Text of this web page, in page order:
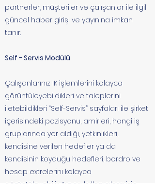
partnerler, müşteriler ve çalışanlar ile ilgili
güncel haber girişi ve yayınına imkan
tanır.
Self - Servis Modülü
Çalışanlarınız IK işlemlerini kolayca
görüntüleyebildikleri ve taleplerini
iletebildikleri “Self-Servis” sayfaları ile şirket
içerisindeki pozisyonu, amirleri, hangi iş
gruplarında yer aldığı, yetkinlikleri,
kendisine verilen hedefler ya da
kendisinin koyduğu hedefleri, bordro ve
hesap extrelerini kolayca
görüntüleyebilir. Ayrıca kullanıcılara izin,